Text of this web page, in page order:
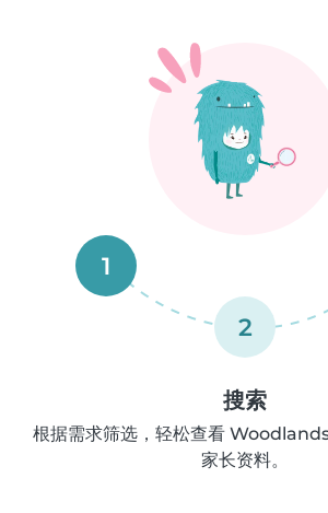
1
2
搜索
根据需求筛选，轻松查看
家长资料。